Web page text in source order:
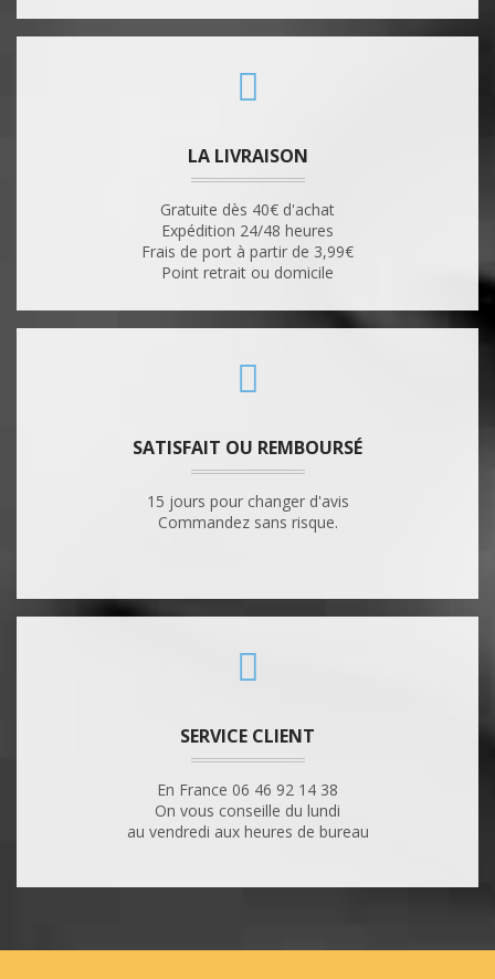
LA LIVRAISON
Gratuite dès 40€ d'achat
Expédition 24/48 heures
Frais de port à partir de 3,99€
Point retrait ou domicile
SATISFAIT OU REMBOURSÉ
15 jours pour changer d'avis
Commandez sans risque.
SERVICE CLIENT
En France 06 46 92 14 38
On vous conseille du lundi
au vendredi aux heures de bureau